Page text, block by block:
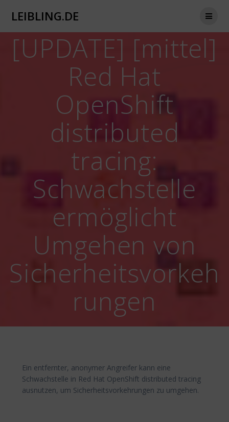
LEIBLING.DE
[UPDATE] [mittel]
Red Hat
OpenShift
distributed
tracing:
Schwachstelle
ermöglicht
Umgehen von
Sicherheitsvorkeh
rungen
Ein entfernter, anonymer Angreifer kann eine
Schwachstelle in Red Hat OpenShift distributed tracing
ausnutzen, um Sicherheitsvorkehrungen zu umgehen.